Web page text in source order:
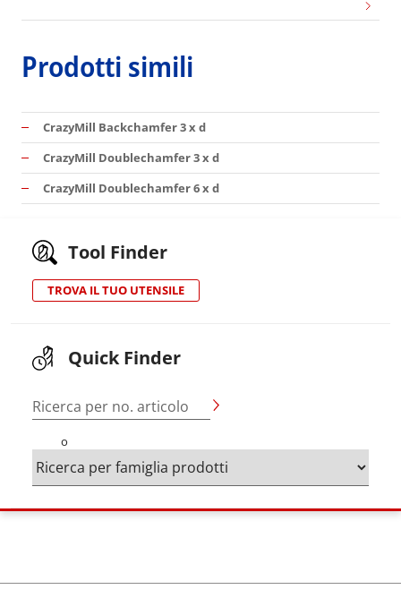
Prodotti simili
CrazyMill Backchamfer 3 x d
CrazyMill Doublechamfer 3 x d
CrazyMill Doublechamfer 6 x d
Tool Finder
TROVA IL TUO UTENSILE
Quick Finder
Ricerca per no. articolo
o